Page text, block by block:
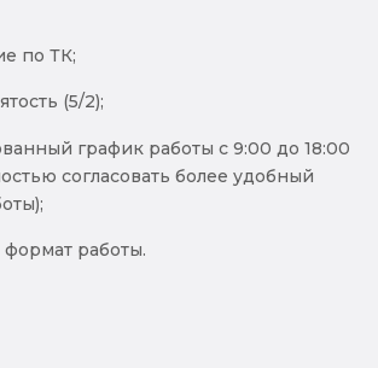
по ТК;
(5/2);
график работы с 9:00 до 18:00
согласовать более удобный
работы.